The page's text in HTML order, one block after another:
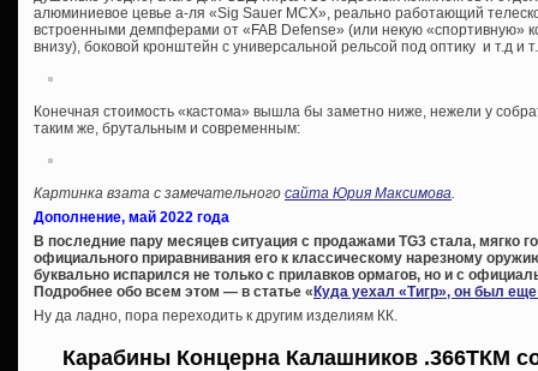
алюминиевое цевье а-ля «Sig Sauer MCX», реально работающий
встроенными демпферами от «FAB Defense» (или некую «спортивную»
внизу), боковой кронштейн с универсальной рельсой под оптику и т.д и
Конечная стоимость «кастома» вышла бы заметно ниже, нежели у
таким же, брутальным и современным:
Картинка взата с замечательного сайта Юрия Максимова
Дополнение, май 2022 года
В последние пару месяцев ситуация с продажами TG3 стала, мягко
официального приравнивания его к классическому нарезному
буквально испарился не только с прилавков ормагов, но и с
Подробнее обо всем этом — в статье «Куда уехал «Тигр», он был
Ну да ладно, пора переходить к другим изделиям КК.
Карабины Концерна Калашников .366ТКМ